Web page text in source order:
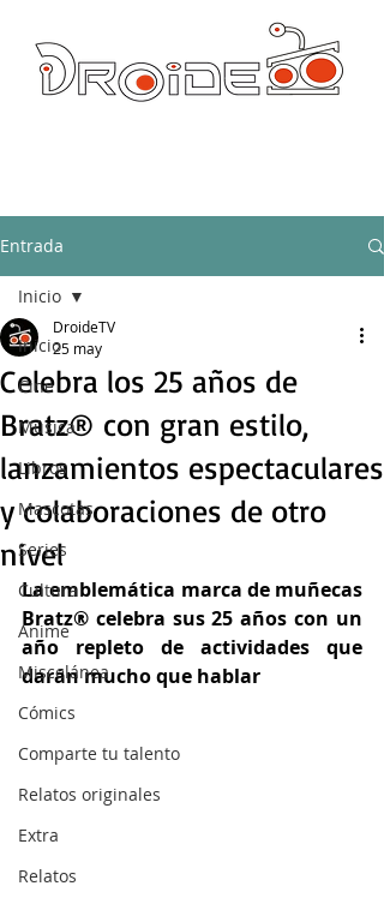
Entrada
Inicio
Cine
Música
Libros
Mascotas
Series
Cultura
Anime
Miscelánea
Cómics
Comparte tu talento
Relatos originales
Extra
Relatos
Inicio
Celebra los 25 años de
Bratz® con gran estilo,
lanzamientos espectaculares
y colaboraciones de otro
nivel
DroideTV
25 may
La emblemática marca de muñecas
Bratz® celebra sus 25 años con un
año repleto de actividades que
darán mucho que hablar